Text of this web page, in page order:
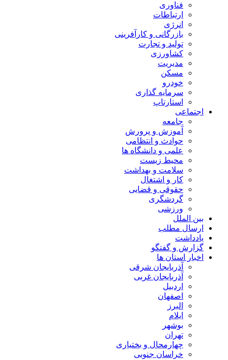
فناوری
ارتباطات
انرژی
بازرگانی و کارآفرینی
تولید و تجارت
کشاورزی
مدیریت
مسکن
خودرو
سرمایه گذاری
استارتاپ
اجتماعی
جامعه
آموزش و پرورش
حوادث و انتظامی
علمی و دانشگاه ها
محیط زیست
سلامت و بهداشت
کار و اشتغال
حقوقی و قضایی
گردشگری
ورزشی
بین الملل
ارسال مطلب
یادداشت
گزارش و گفتگو
اخبار استان ها
آذربایجان شرقی
آذربایجان غربی
اردبیل
اصفهان
البرز
ایلام
بوشهر
تهران
چهارمحال و بختیاری
خراسان جنوبی